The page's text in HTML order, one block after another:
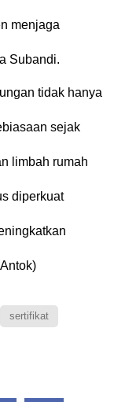
menjaga
Subandi.
tidak hanya
sejak
limbah rumah
diperkuat
sertifikat